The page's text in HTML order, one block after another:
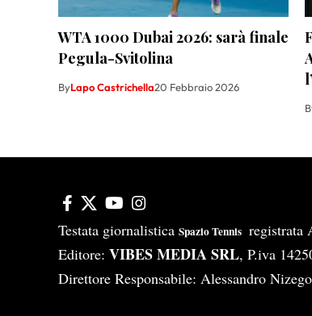
WTA 1000 Dubai 2026: sarà finale
Pegula-Svitolina
ByLapo Castrichella20 Febbraio 2026
Testata giornalistica Spazio Tennis registrata
Editore: VIBES MEDIA SRL, P.iva
Direttore Responsabile: Alessandro